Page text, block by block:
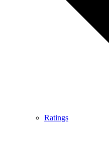
Ratings